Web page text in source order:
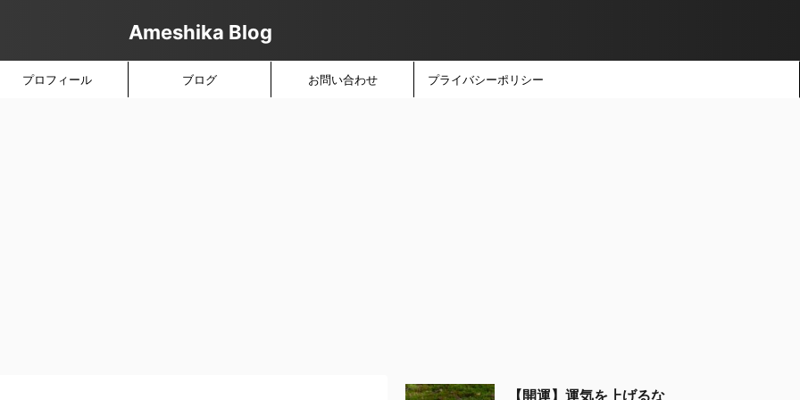
Ameshika Blog
プロフィール ブログ お問い合わせ プライバシーポリシー
【開運】運気を上げるな